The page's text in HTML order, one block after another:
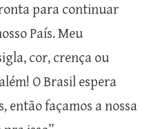
para continuar
País. Meu
cor, crença ou
O Brasil espera
então façamos a nossa